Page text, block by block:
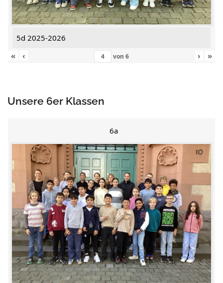
5d 2025-2026
«
‹ von 6 › »
Unsere 6er Klassen
6a